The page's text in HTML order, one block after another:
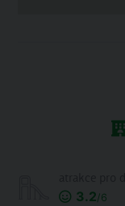
3.2/6